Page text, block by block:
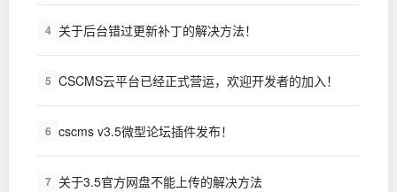
4 关于后台错过更新补丁的解决方法！
5 CSCMS云平台已经正式营运，欢迎开发者的加入！
6 cscms v3.5微型论坛插件发布！
7 关于3.5官方网盘不能上传的解决方法